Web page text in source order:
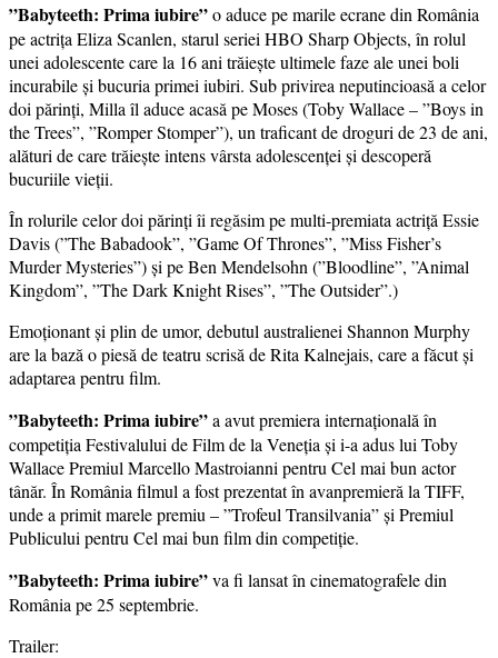
”Babyteeth: Prima iubire”o aduce pe marile ecrane din România
pe actrița Eliza Scanlen, starul seriei HBO Sharp Objects, în rolul
unei adolescente care la 16 ani trăiește ultimele faze ale unei boli
incurabile și bucuria primei iubiri. Sub privirea neputincioasă a celor
doi părinți, Milla îl aduce acasă pe Moses (Toby Wallace – ”Boys in
the Trees”, ”Romper Stomper”), un traficant de droguri de 23 de ani,
alături de care trăiește intens vârsta adolescenței și descoperă
bucuriile vieții.
În rolurile celor doi părinți îi regăsim pe multi-premiata actriță Essie
Davis (”The Babadook”, ”Game Of Thrones”, ”Miss Fisher’s
Murder Mysteries”) și pe Ben Mendelsohn (”Bloodline”, ”Animal
Kingdom”, ”The Dark Knight Rises”, ”The Outsider”.)
Emoționant și plin de umor, debutul australienei Shannon Murphy
are la bază o piesă de teatru scrisă de Rita Kalnejais, care a făcut și
adaptarea pentru film.
”Babyteeth: Prima iubire”a avut premiera internațională în
competiția Festivalului de Film de la Veneția și i-a adus lui Toby
Wallace Premiul Marcello Mastroianni pentru Cel mai bun actor
tânăr. În România filmul a fost prezentat în avanpremieră la TIFF,
unde a primit marele premiu – ”Trofeul Transilvania” și Premiul
Publicului pentru Cel mai bun film din competiție.
”Babyteeth: Prima iubire”va fi lansat în cinematografele din
România pe 25 septembrie.
Trailer: